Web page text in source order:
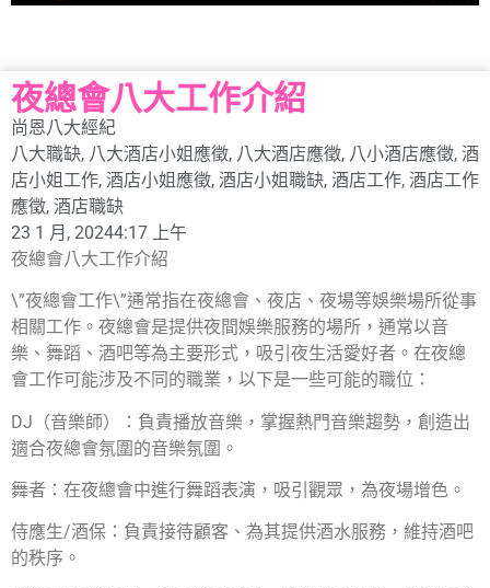
夜總會八大工作介紹
尚恩八大經紀
八大職缺, 八大酒店小姐應徵, 八大酒店應徵, 八小酒店應徵, 酒
店小姐工作, 酒店小姐應徵, 酒店小姐職缺, 酒店工作, 酒店工作
應徵, 酒店職缺
23 1 月, 20244:17 上午
夜總會八大工作介紹
\”夜總會工作\”通常指在夜總會、夜店、夜場等娛樂場所從事
相關工作。夜總會是提供夜間娛樂服務的場所，通常以音
樂、舞蹈、酒吧等為主要形式，吸引夜生活愛好者。在夜總
會工作可能涉及不同的職業，以下是一些可能的職位：
DJ（音樂師）：負責播放音樂，掌握熱門音樂趨勢，創造出
適合夜總會氛圍的音樂氛圍。
舞者：在夜總會中進行舞蹈表演，吸引觀眾，為夜場增色。
侍應生/酒保：負責接待顧客、為其提供酒水服務，維持酒吧
的秩序。